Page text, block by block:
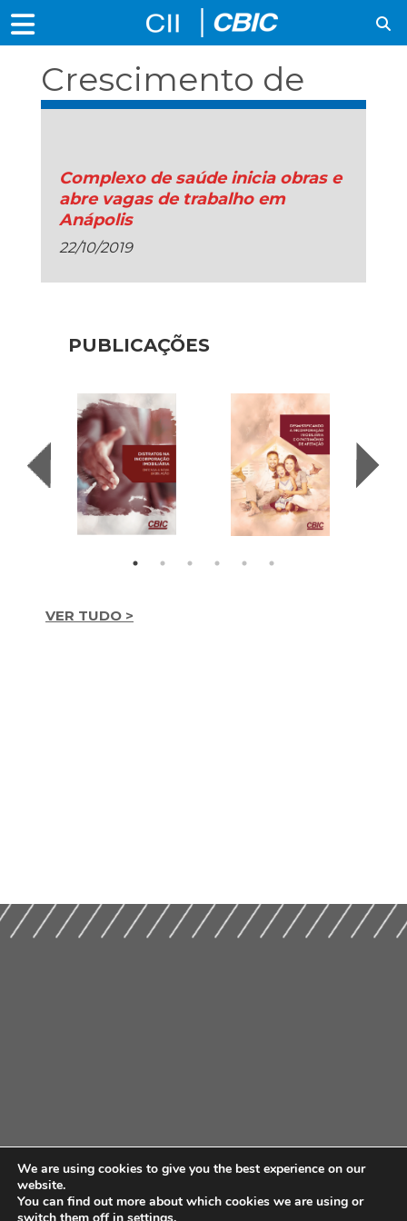
Crescimento de
emprego
Complexo de saúde inicia obras e
abre vagas de trabalho em
Anápolis
22/10/2019
PUBLICAÇÕES
VER TUDO >
We are using cookies to give you the best experience on our
website.
You can find out more about which cookies we are using or